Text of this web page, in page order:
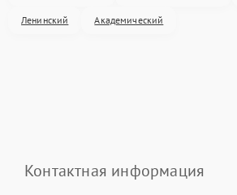
Ленинский Академический
Контактная информация